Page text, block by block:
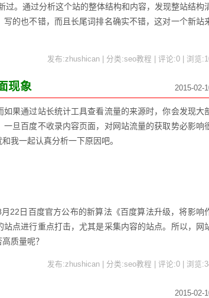
。通过分析这个站的整体结构和内容，发现整站结构
的也不错，而且长尾词排名确实不错，这对一个新站
发布:zhushican | 分类:seo教程 | 评论:0 | 浏览:
2015-02-
现象
果通过站长统计工具查看流量的来源时，你会发现大
旦百度不收录内容页面，对网站流量的获取势必影响
我一起认真分析一下原因吧。
22日百度官方公布的新算法《百度算法升级，将影响
点进行重点打击，尤其是采集内容的站点。所以，网
质量呢？
发布:zhushican | 分类:seo教程 | 评论:0 | 浏览:
2015-02-